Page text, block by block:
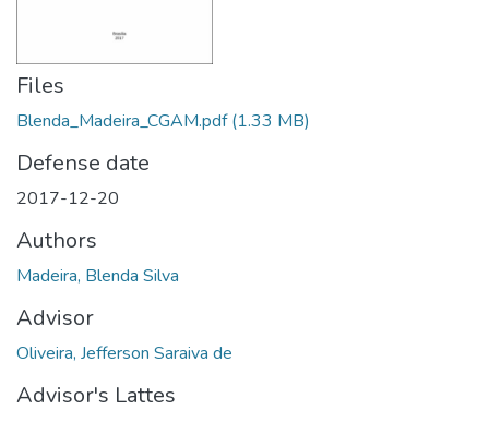
Files
Blenda_Madeira_CGAM.pdf(1.33 MB)
Defense date
2017-12-20
Authors
Madeira, Blenda Silva
Advisor
Oliveira, Jefferson Saraiva de
Advisor's Lattes